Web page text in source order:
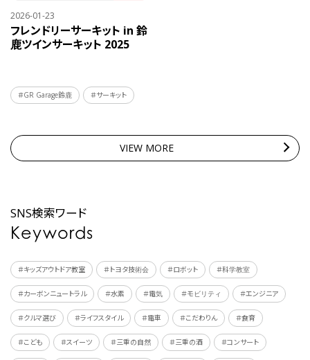
2026-01-23
フレンドリーサーキット in 鈴
鹿ツインサーキット 2025
＃GR Garage鈴鹿 ＃サーキット
VIEW MORE
SNS検索ワード
Keywords
＃キッズアウトドア教室 ＃トヨタ技術会 ＃ロボット ＃科学教室
＃カーボンニュートラル ＃水素 ＃電気 ＃モビリティ ＃エンジニア
＃クルマ選び ＃ライフスタイル ＃電車 ＃こだわりん ＃食育
＃こども ＃スイーツ ＃三重の自然 ＃三重の酒 ＃コンサート